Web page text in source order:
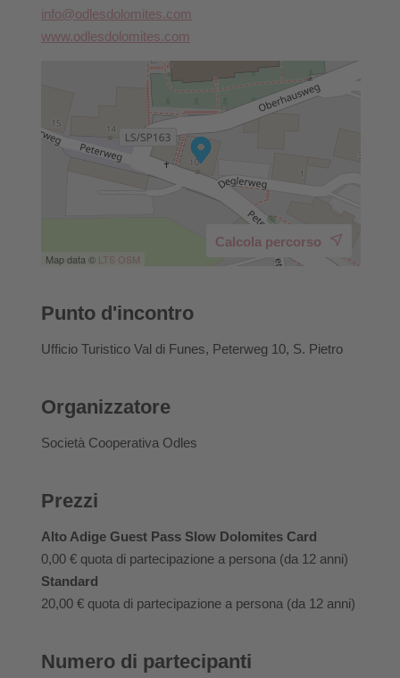
info@odlesdolomites.com
www.odlesdolomites.com
Map data © LTS OSM
Calcola percorso
Punto d'incontro
Ufficio Turistico Val di Funes, Peterweg 10, S. Pietro
Organizzatore
Società Cooperativa Odles
Prezzi
Alto Adige Guest Pass Slow Dolomites Card
0,00 € quota di partecipazione a persona (da 12 anni)
Standard
20,00 € quota di partecipazione a persona (da 12 anni)
Numero di partecipanti